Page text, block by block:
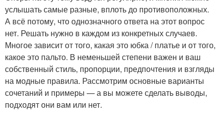
услышать самые разные, вплоть до противоположных.
А всё потому, что однозначного ответа на этот вопрос
нет. Решать нужно в каждом из конкретных случаев.
Многое зависит от того, какая это юбка / платье и от того,
какое это пальто. В неменьшей степени важен и ваш
собственный стиль, пропорции, предпочтения и взгляды
на модные правила. Рассмотрим основные варианты
сочетаний и примеры — а вы можете сделать выводы,
подходят они вам или нет.